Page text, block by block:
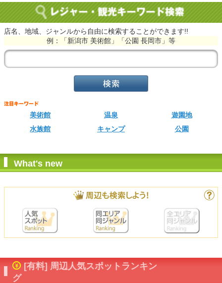
店名、地域、ジャンルから自由に検索することができます!!
例：「新潟市 美術館」「公園 長岡市」等
美術館 温泉
遊園地
水族館
キャンプ 公園
What's new
[有料] 周辺人気スポットランキン
グ